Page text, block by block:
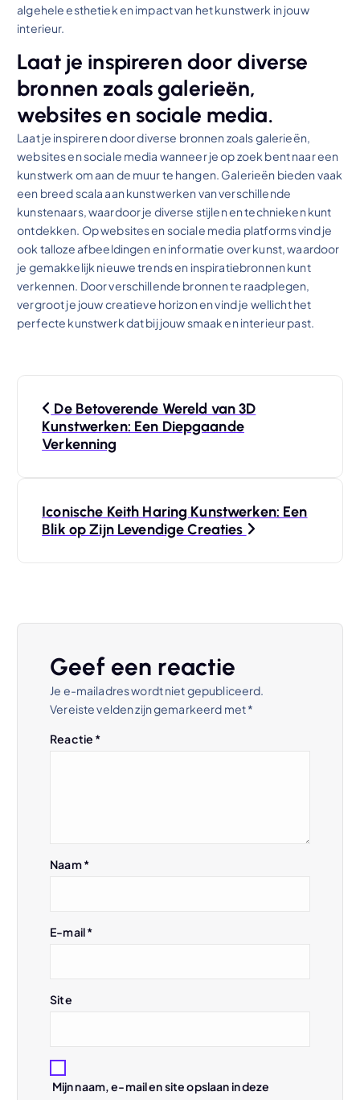
algehele esthetiek en impact van het kunstwerk in jouw
interieur.
Laat je inspireren door diverse
bronnen zoals galerieën,
websites en sociale media.
Laat je inspireren door diverse bronnen zoals galerieën,
websites en sociale media wanneer je op zoek bent naar een
kunstwerk om aan de muur te hangen. Galerieën bieden vaak
een breed scala aan kunstwerken van verschillende
kunstenaars, waardoor je diverse stijlen en technieken kunt
ontdekken. Op websites en sociale media platforms vind je
ook talloze afbeeldingen en informatie over kunst, waardoor
je gemakkelijk nieuwe trends en inspiratiebronnen kunt
verkennen. Door verschillende bronnen te raadplegen,
vergroot je jouw creatieve horizon en vind je wellicht het
perfecte kunstwerk dat bij jouw smaak en interieur past.
t
De Betoverende Wereld van 3D
Kunstwerken: Een Diepgaande
Verkenning
Iconische Keith Haring Kunstwerken: Een
Blik op Zijn Levendige Creaties
Geef een reactie
Je e-mailadres wordt niet gepubliceerd.
Vereiste velden zijn gemarkeerd met*
Reactie *
Naam*
E-mail*
Site
Mijn naam, e-mail en site opslaan in deze